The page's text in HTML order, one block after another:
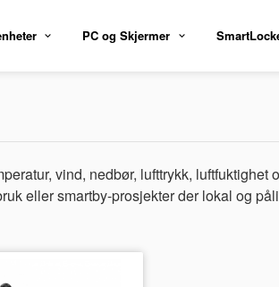
PC og Skjermer
vind, nedbør, lufttrykk,
eller smartby-prosjekter der lokal og